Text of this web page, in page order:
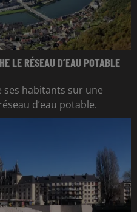
LE RÉSEAU D’EAU POTABLE
ses habitants sur une
d’eau potable.